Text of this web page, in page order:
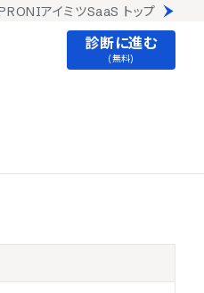
アイミツSaaS トップ
診断に進む
(無料)